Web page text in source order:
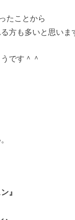
たことから
方も多いと思いま
です＾＾
』